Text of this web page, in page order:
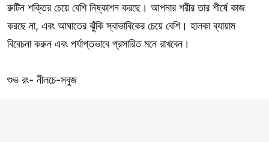
রুটিন শক্তির চেয়ে বেশি নিষ্কাশন করছে। আপনার শরীর তার শীর্ষে কাজ
করছে না, এবং আঘাতের ঝুঁকি স্বাভাবিকের চেয়ে বেশি। হালকা ব্যায়াম
বিবেচনা করুন এবং পর্যাপ্তভাবে প্রসারিত মনে রাখবেন।
শুভ রং- নীলচে-সবুজ